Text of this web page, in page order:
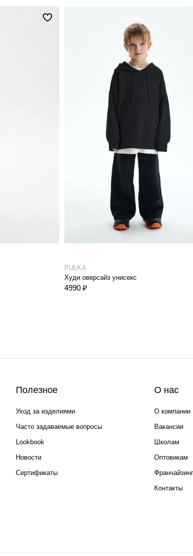
PULKA
Худи оверсайз унисекс
4990 ₽
Полезное
Уход за изделиями
Часто задаваемые вопросы
Lookbook
Новости
Сертификаты
О нас
О компании
Вакансии
Школам
Оптовикам
Франчайзинг
Контакты